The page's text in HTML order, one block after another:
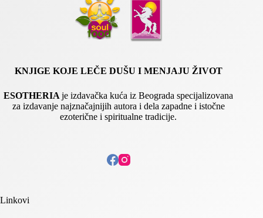
KNJIGE KOJE LEČE DUŠU I MENJAJU ŽIVOT
ESOTHERIAje izdavačka kuća iz Beograda specijalizovana
za izdavanje najznačajnijih autora i dela zapadne i istočne
ezoterične i spiritualne tradicije.
Linkovi